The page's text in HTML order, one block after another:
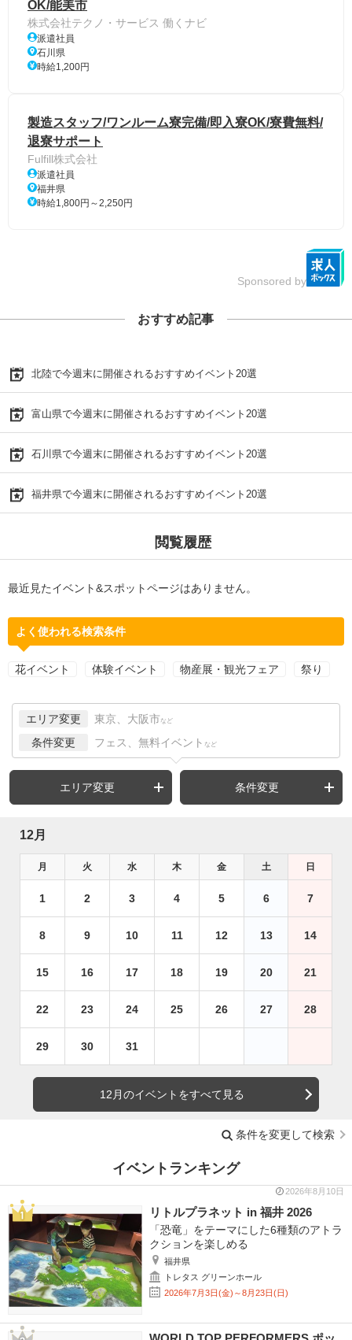
OK/能美市
株式会社テクノ・サービス 働くナビ
派遣社員
石川県
時給1,200円
製造スタッフ/ワンルーム寮完備/即入寮OK/寮費無料/
退寮サポート
Fulfill株式会社
派遣社員
福井県
時給1,800円～2,250円
Sponsored by
おすすめ記事
北陸で今週末に開催されるおすすめイベント20選
富山県で今週末に開催されるおすすめイベント20選
石川県で今週末に開催されるおすすめイベント20選
福井県で今週末に開催されるおすすめイベント20選
閲覧履歴
最近見たイベント&スポットページはありません。
よく使われる検索条件
花イベント 体験イベント 物産展・観光フェア 祭り
エリア変更 東京、大阪市 など
条件変更 フェス、無料イベント など
エリア変更 条件変更
12月
月 火 水 木 金 土 日
1 2 3 4 5 6 7
8 9 10 11 12 13 14
15 16 17 18 19 20 21
22 23 24 25 26 27 28
29 30 31
12月のイベントをすべて見る
条件を変更して検索
イベントランキング
2026年8月10日
リトルプラネット in 福井 2026
「恐竜」をテーマにした6種類のアトラ
クションを楽しめる
福井県
トレタス グリーンホール
2026年7月3日(金)～8月23日(日)